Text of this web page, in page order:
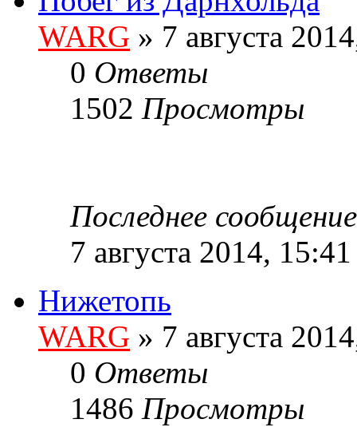
WARG » 7 августа
0 Ответы
1502 Просмотры
Последнее
7 августа 2014, 15:41
Нижетопь
WARG » 7 августа
0 Ответы
1486 Просмотры